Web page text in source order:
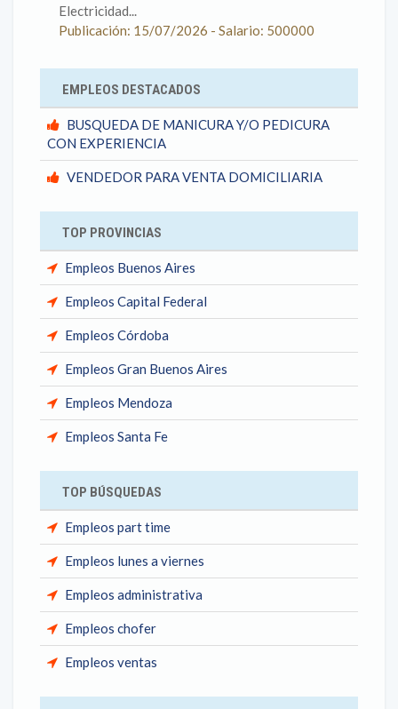
Electricidad...
Publicación: 15/07/2026 - Salario: 500000
EMPLEOS DESTACADOS
BUSQUEDA DE MANICURA Y/O PEDICURA
CON EXPERIENCIA
VENDEDOR PARA VENTA DOMICILIARIA
TOP PROVINCIAS
Empleos Buenos Aires
Empleos Capital Federal
Empleos Córdoba
Empleos Gran Buenos Aires
Empleos Mendoza
Empleos Santa Fe
TOP BÚSQUEDAS
Empleos part time
Empleos lunes a viernes
Empleos administrativa
Empleos chofer
Empleos ventas